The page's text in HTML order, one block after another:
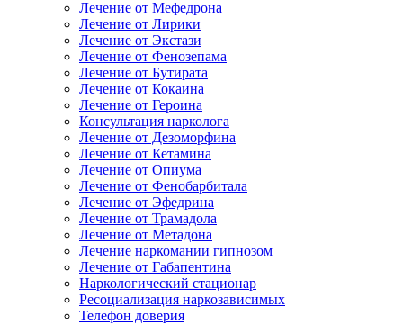
Лечение от Мефедрона
Лечение от Лирики
Лечение от Экстази
Лечение от Фенозепама
Лечение от Бутирата
Лечение от Кокаина
Лечение от Героина
Консультация нарколога
Лечение от Дезоморфина
Лечение от Кетамина
Лечение от Опиума
Лечение от Фенобарбитала
Лечение от Эфедрина
Лечение от Трамадола
Лечение от Метадона
Лечение наркомании гипнозом
Лечение от Габапентина
Наркологический стационар
Ресоциализация наркозависимых
Телефон доверия